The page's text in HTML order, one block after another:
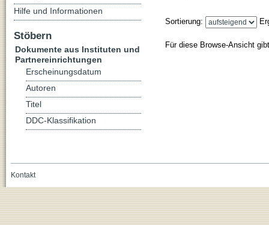
Sortierung:
Für diese Browse-Ansicht
Hilfe und Informationen
Stöbern
Dokumente aus Instituten und
Partnereinrichtungen
Erscheinungsdatum
Autoren
Titel
DDC-Klassifikation
Kontakt